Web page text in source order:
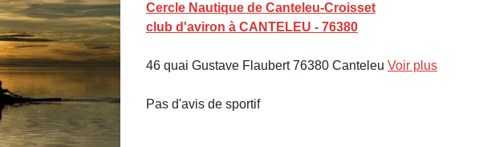
Cercle Nautique de Canteleu-Croisset
club d'aviron à CANTELEU - 76380
46 quai Gustave Flaubert 76380 Canteleu Voir plus
Pas d'avis de sportif